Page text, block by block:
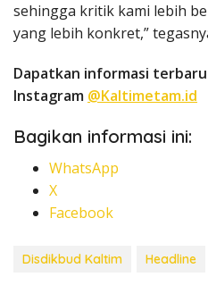
sehingga kritik kami lebih
yang lebih konkret,”
Dapatkan informasi
Instagram @Kaltimetam.id
Bagikan informasi ini:
WhatsApp
X
Facebook
Disdikbud Kaltim Headline